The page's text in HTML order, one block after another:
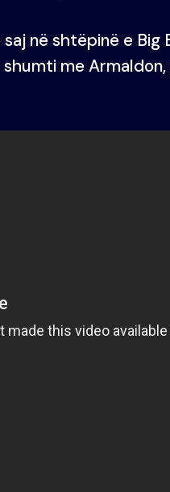
në shtëpinë e Big
me